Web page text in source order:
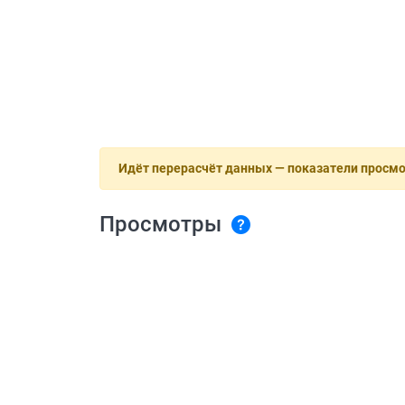
Идёт перерасчёт данных — показатели
Просмотры